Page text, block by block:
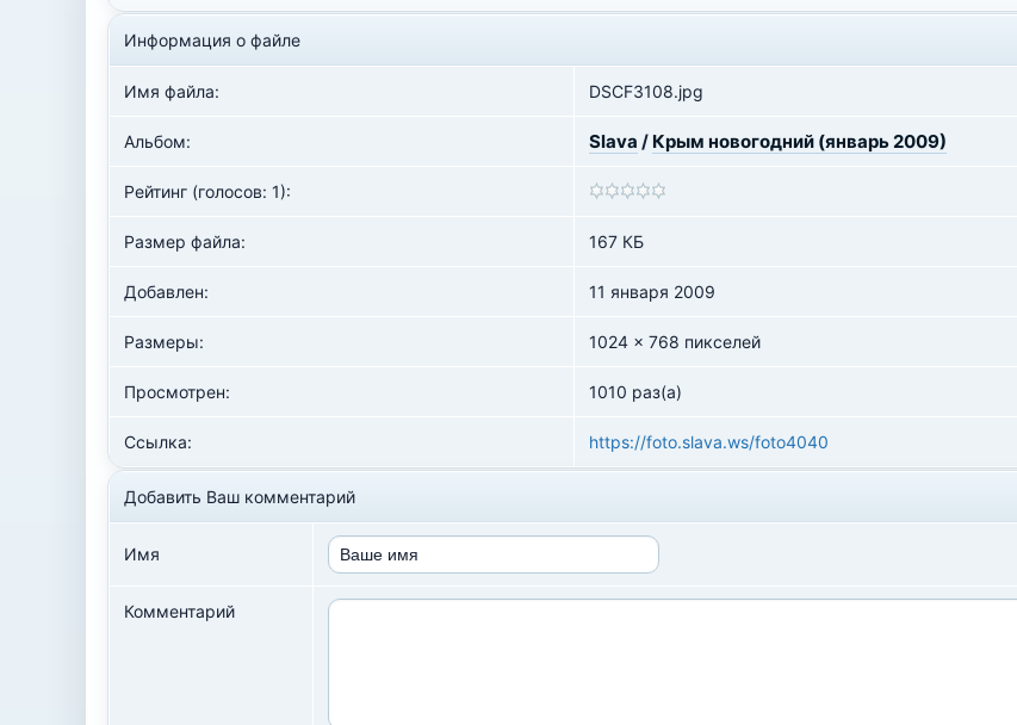
Информация о файле
Имя файла: DSCF3108.jpg
Альбом: Slava / Крым новогодний (январь 2009)
Рейтинг (голосов: 1):
Размер файла: 167 КБ
Добавлен: 11 января 2009
Размеры: 1024 x 768 пикселей
Просмотрен: 1010 раз(а)
Ссылка: https://foto.slava.ws/foto4040
Добавить Ваш комментарий
Имя
Комментарий